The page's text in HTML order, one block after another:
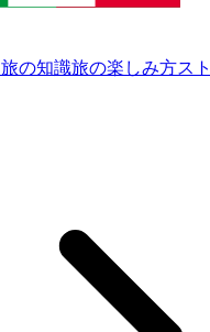
旅の知識旅の楽しみ方ス